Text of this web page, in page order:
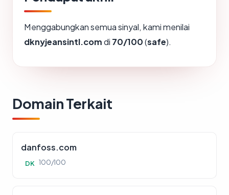
Menggabungkan semua sinyal, kami menilai
dknyjeansintl.comdi 70/100(safe).
Domain Terkait
danfoss.com
DK 100/100